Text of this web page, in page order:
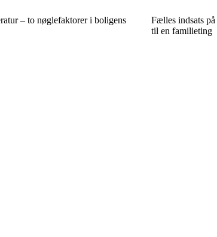
– to nøglefaktorer i boligens
Fælles indsats
til en familieting